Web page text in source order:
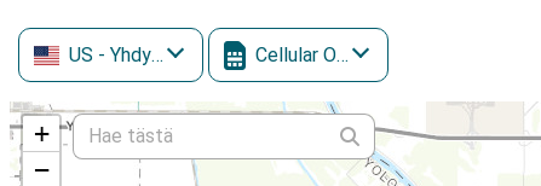
US - Yhdysvallat Cellular One
+
−